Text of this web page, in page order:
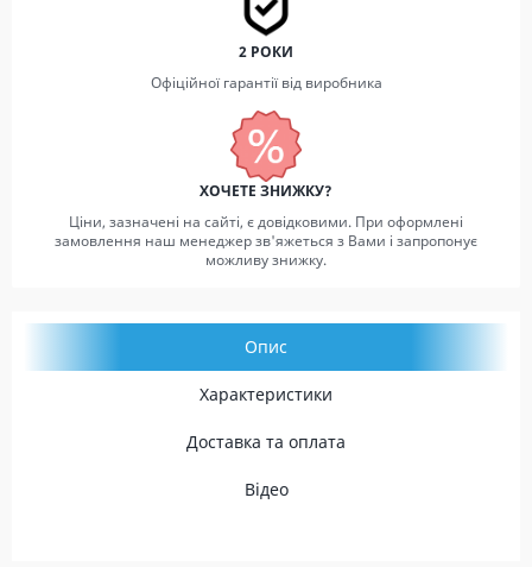
2 РОКИ
Офіційної гарантії від виробника
ХОЧЕТЕ ЗНИЖКУ?
Ціни, зазначені на сайті, є довідковими. При оформлені
замовлення наш менеджер зв'яжеться з Вами і запропонує
можливу знижку.
Опис
Характеристики
Доставка та оплата
Відео